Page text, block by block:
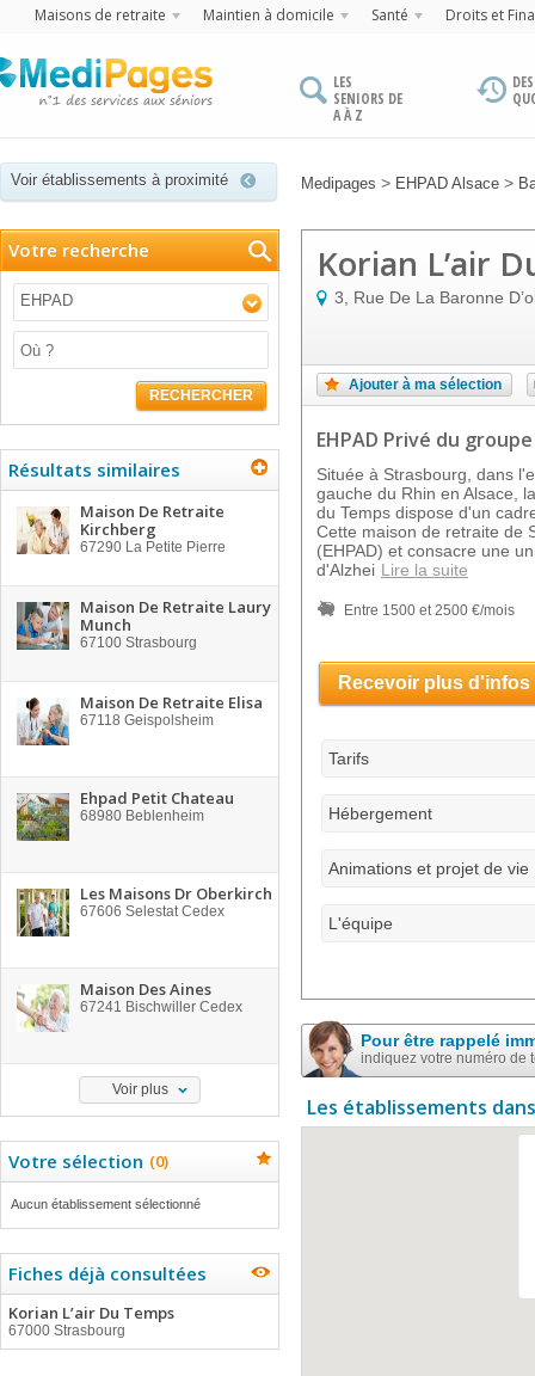
Maisons de retraite Maintien à domicile Santé Droits et
LES
SENIORS DE
A À Z
Voir établissements à proximité Medipages > EHPAD Alsace >
Votre recherche
EHPAD
RECHERCHER
Résultats similaires
Maison De Retraite
Kirchberg
67290 La Petite Pierre
Maison De Retraite Laury
Munch
67100 Strasbourg
Maison De Retraite Elisa
67118 Geispolsheim
Ehpad Petit Chateau
68980 Beblenheim
Les Maisons Dr Oberkirch
67606 Selestat Cedex
Maison Des Aines
67241 Bischwiller Cedex
Voir plus
Votre sélection (0)
Aucun établissement sélectionné
Fiches déjà consultées
Korian L’air Du Temps
67000 Strasbourg
Korian L’air
3, Rue De La Baronne
Ajouter à ma sélection
EHPAD Privé du groupe
Située à Strasbourg, dans
gauche du Rhin en Alsace,
du Temps dispose d'un
Cette maison de retraite de
(EHPAD) et consacre une
d'Alzhei Lire la suite
Entre 1500 et 2500 €/mois
Recevoir plus d'infos
Tarifs
Hébergement
Animations et projet de vie
L'équipe
Pour être rappelé
indiquez votre numéro de
Les établissements